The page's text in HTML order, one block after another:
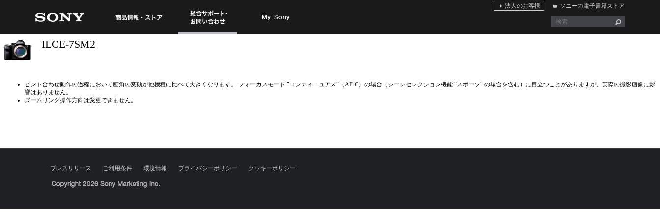
法人のお客様 ソニーの電子書籍ストア
ILCE-7SM2
ピント合わせ動作の過程において画角の変動が他機種に比べて大きくなります。 フォーカスモード "コンティニュアス"（AF-C）の場合（シーンセレクション機能 "スポーツ" の場合を含む）に目立つことがありますが、実際の撮影画像に影
響はありません。
ズームリング操作方向は変更できません。
プレスリリース ご利用条件 環境情報 プライバシーポリシー クッキーポリシー
Sony Corporation, Sony Marketing Inc.